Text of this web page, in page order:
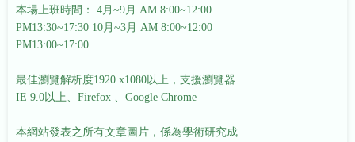
本場上班時間： 4月~9月 AM 8:00~12:00
PM13:30~17:30 10月~3月 AM 8:00~12:00
PM13:00~17:00
最佳瀏覽解析度1920 x1080以上，支援瀏覽器
IE 9.0以上、Firefox 、Google Chrome
本網站發表之所有文章圖片，係為學術研究成